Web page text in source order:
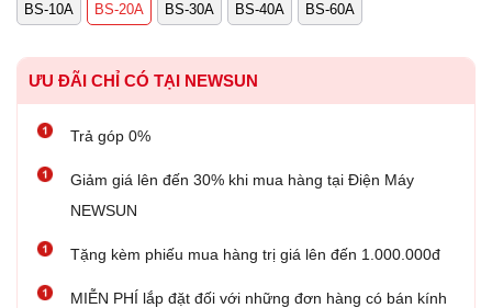
BS-10A BS-20A BS-30A BS-40A BS-60A
ƯU ĐÃI CHỈ CÓ TẠI NEWSUN
Trả góp 0%
Giảm giá lên đến 30% khi mua hàng tại Điện Máy
NEWSUN
Tặng kèm phiếu mua hàng trị giá lên đến 1.000.000đ
MIỄN PHÍ lắp đặt đối với những đơn hàng có bán kính